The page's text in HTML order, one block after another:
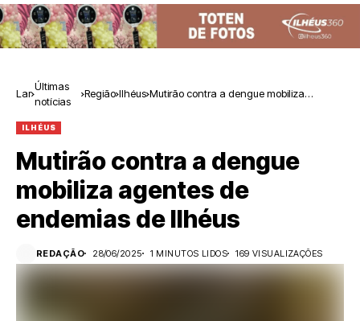
Lar
Últimas
notícias
Região Ilhéus Mutirão contra a dengue mobiliza
ILHÉUS
Mutirão contra a dengue
mobiliza agentes de
endemias de Ilhéus
REDAÇÃO 28/06/2025 1 MINUTOS LIDOS 169 VISUALIZAÇÕES